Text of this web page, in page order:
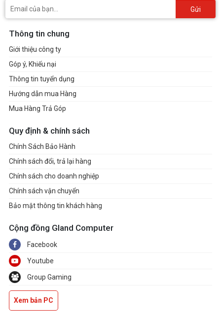
Gửi
Thông tin chung
Giới thiệu công ty
Góp ý, Khiếu nại
Thông tin tuyển dụng
Hướng dẫn mua Hàng
Mua Hàng Trả Góp
Quy định & chính sách
Chính Sách Bảo Hành
Chính sách đổi, trả lại hàng
Chính sách cho doanh nghiệp
Chính sách vận chuyển
Bảo mật thông tin khách hàng
Cộng đồng Gland Computer
Facebook
Youtube
Group Gaming
Xem bản PC